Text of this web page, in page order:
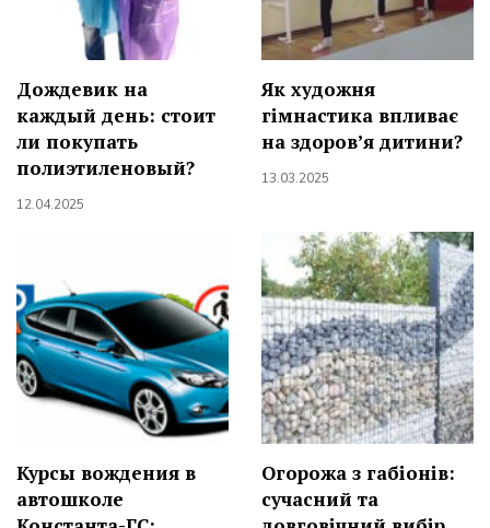
Дождевик на
каждый день: стоит
ли покупать
полиэтиленовый?
12.04.2025
Як художня
гімнастика впливає
на здоров’я дитини?
13.03.2025
Курсы вождения в
автошколе
Огорожа з габіонів:
сучасний та